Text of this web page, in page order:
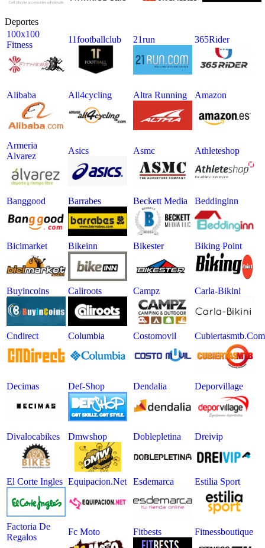
Deportes
100x100
Fitness
11footballclub 21run 365Rider
Alibaba All4cycling Altra Running Amazon
Armeria
Alvarez
Asics Asmc Athleteshop
Banggood Barrabes Beckett Media Beddinginn
Bicimarket Bikeinn Bikester Biking Point
Buyincoins Caliroots Campz Carla-Bikini
Cndirect Columbia Costomovil Cubiertasmtb.com
Decimas Def-Shop Dendalia Deporvillage
Divalocabikes Dmwshop Doblepletina Dreivip
El Corte Ingles Equipacion.net Esdemarca Estilia Sport
Factoria De
Regalos
Fc Moto Fitbests Fitnessboutique